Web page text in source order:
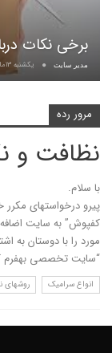
برخی نکات
مدیر سایت یکشنبه 13مارس, 2022
مرور رده
نظافت و
با سلام.
پیرو درخواستهای
کفپوش” به سایت
مورد را با دوستان به
“سایت تخصصی بهفرم
انواع سرامیک روشهای